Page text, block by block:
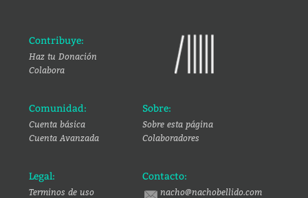
Contribuye:
Haz tu Donación
Colabora
Comunidad:
Cuenta básica
Cuenta Avanzada
Sobre:
Sobre esta página
Colaboradores
Legal:
Terminos de uso
Contacto:
nacho@nachobellido.com